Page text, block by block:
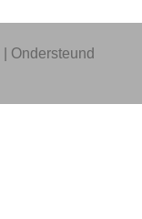
| Ondersteund